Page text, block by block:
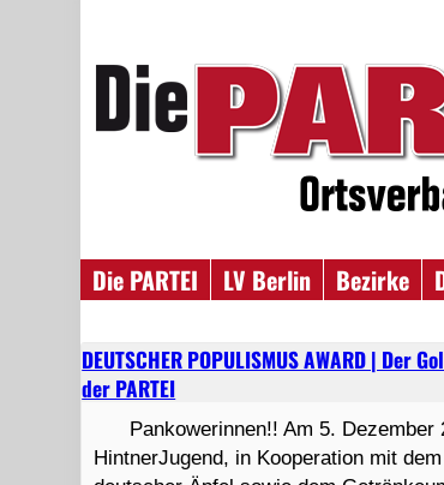
Die PARTEI LV Berlin Bezirke
DEUTSCHER POPULISMUS AWARD | Der
der PARTEI
Pankowerinnen!! Am 5. Dezember
HintnerJugend, in Kooperation mit